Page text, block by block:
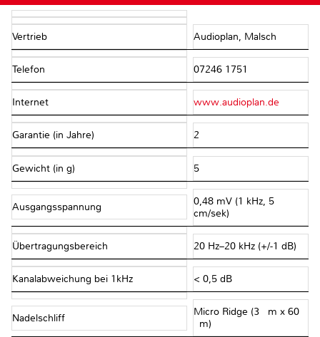
Vertrieb Audioplan, Malsch
Telefon 07246 1751
Internet www.audioplan.de
Garantie (in Jahre) 2
Gewicht (in g) 5
Ausgangsspannung
0,48 mV (1 kHz, 5
cm/sek)
Übertragungsbereich 20 Hz–20 kHz (+/-1 dB)
Kanalabweichung bei 1kHz < 0,5 dB
Nadelschliff
Micro Ridge (3 μm x 60
μm)